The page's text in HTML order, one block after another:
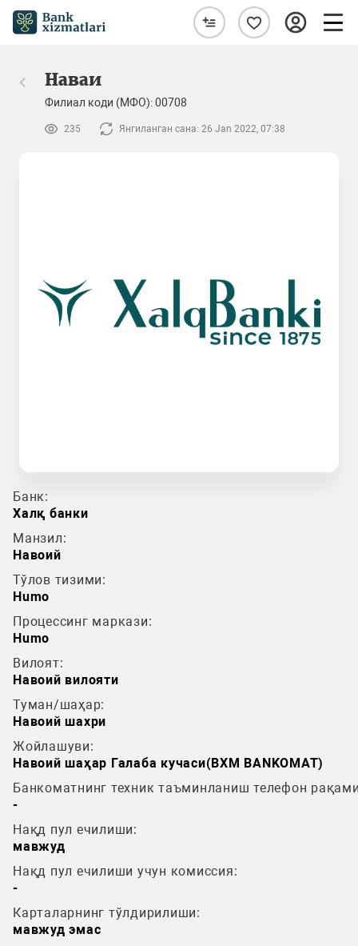
Наваи
Филиал коди (МФО): 00708
235 Янгиланган сана: 26 Jan 2022, 07:38
Банк:
Халқ банки
Манзил:
Навоий
Тўлов тизими:
Humo
Процессинг маркази:
Humo
Вилоят:
Навоий вилояти
Туман/шаҳар:
Навоий шахри
Жойлашуви:
Навоий шаҳар Галаба кучаси(BXM BANKOMAT)
Банкоматнинг техник таъминланиш телефон
-
Нақд пул ечилиши:
мавжуд
Нақд пул ечилиши учун комиссия:
-
Карталарнинг тўлдирилиши:
мавжуд эмас